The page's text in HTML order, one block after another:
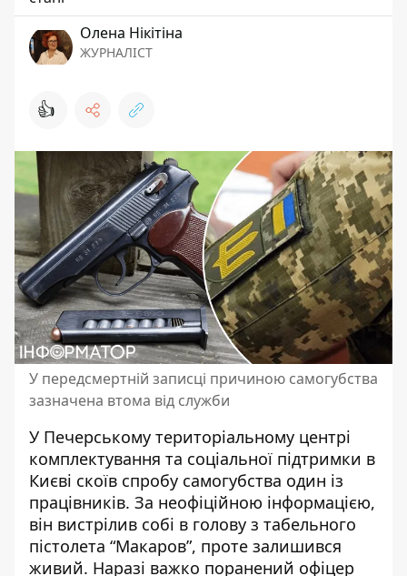
Олена Нікітіна
ЖУРНАЛІСТ
👍
У передсмертній записці причиною самогубства
зазначена втома від служби
У Печерському територіальному центрі
комплектування та соціальної підтримки в
Києві скоїв спробу самогубства один із
працівників. За неофіційною інформацією,
він вистрілив собі в голову з табельного
пістолета “Макаров”, проте залишився
живий. Наразі важко поранений офіцер